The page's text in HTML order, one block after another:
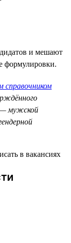
и мешают
формулировки.
справочником
— мужской